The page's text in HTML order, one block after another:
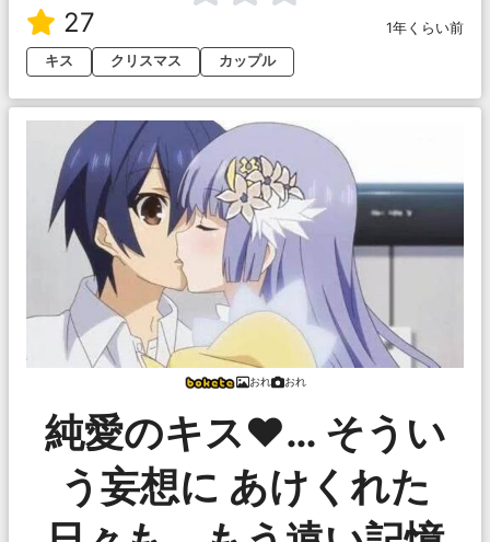
27
1年くらい前
キス
クリスマス カップル
おれ おれ
純愛のキス♥… そうい
う妄想に あけくれた